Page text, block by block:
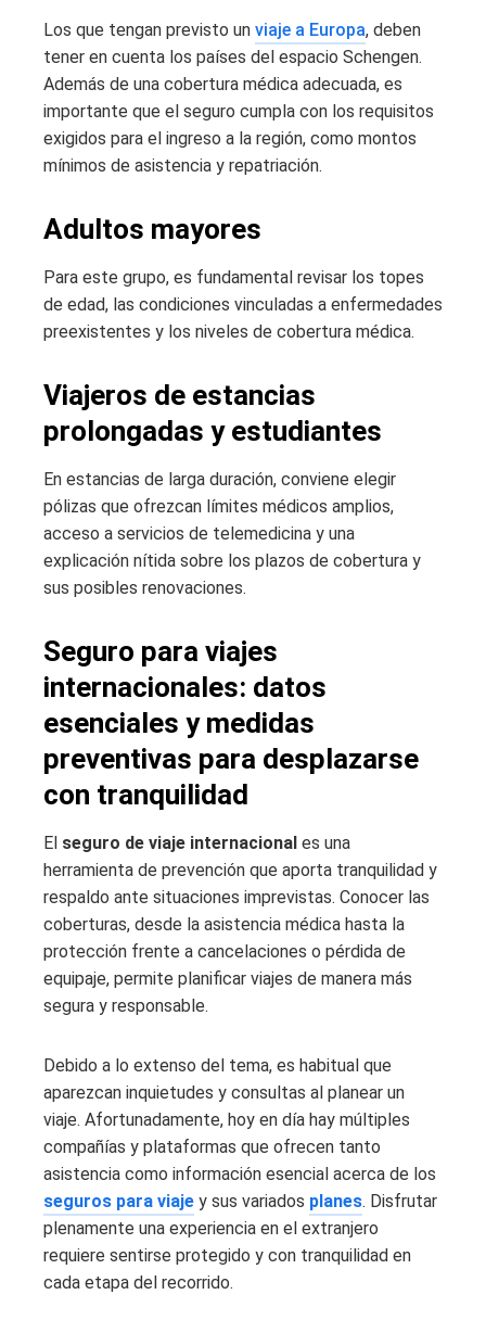
Los que tengan previsto un viaje a Europa, deben
tener en cuenta los países del espacio Schengen.
Además de una cobertura médica adecuada, es
importante que el seguro cumpla con los requisitos
exigidos para el ingreso a la región, como montos
mínimos de asistencia y repatriación.
Adultos mayores
Para este grupo, es fundamental revisar los topes
de edad, las condiciones vinculadas a enfermedades
preexistentes y los niveles de cobertura médica.
Viajeros de estancias
prolongadas y estudiantes
En estancias de larga duración, conviene elegir
pólizas que ofrezcan límites médicos amplios,
acceso a servicios de telemedicina y una
explicación nítida sobre los plazos de cobertura y
sus posibles renovaciones.
Seguro para viajes
internacionales: datos
esenciales y medidas
preventivas para desplazarse
con tranquilidad
El seguro de viaje internacional es una
herramienta de prevención que aporta tranquilidad y
respaldo ante situaciones imprevistas. Conocer las
coberturas, desde la asistencia médica hasta la
protección frente a cancelaciones o pérdida de
equipaje, permite planificar viajes de manera más
segura y responsable.
Debido a lo extenso del tema, es habitual que
aparezcan inquietudes y consultas al planear un
viaje. Afortunadamente, hoy en día hay múltiples
compañías y plataformas que ofrecen tanto
asistencia como información esencial acerca de los
seguros para viaje y sus variados planes. Disfrutar
plenamente una experiencia en el extranjero
requiere sentirse protegido y con tranquilidad en
cada etapa del recorrido.